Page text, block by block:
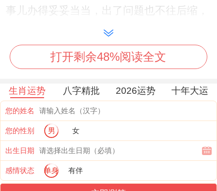
事儿办得妥妥当当，出了问题也不往后缩，
该拿主意的时候绝不含糊。
这帮人管起人来有一套，团队里离了他们还
真不行，靠着那股子领导劲儿，带着大伙一
块儿往前奔，业绩指标蹭蹭往上涨。要是想
自己单干创业的，得更麻溜儿地抓住机会，
把自己那些长处都使出来，靠着那份死磕的
劲头和决断力，把本事变成实实在在的成
果。
打开剩余48%阅读全文
生肖运势 八字精批 2026运势 十年大运
您的姓名
您的性别 男 女
出生日期
感情状态 单身 有伴